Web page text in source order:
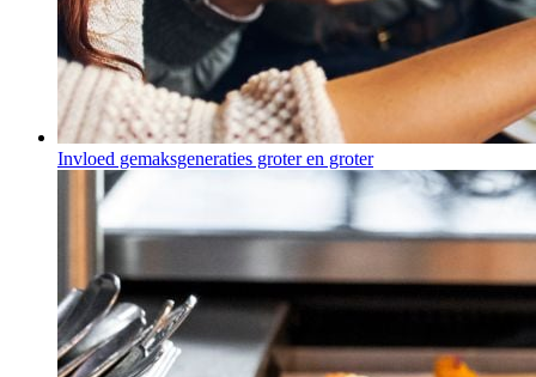
Invloed gemaksgeneraties groter en groter